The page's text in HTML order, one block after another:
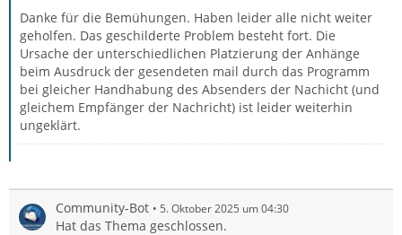
Danke für die Bemühungen. Haben leider alle nicht weiter
geholfen. Das geschilderte Problem besteht fort. Die
Ursache der unterschiedlichen Platzierung der Anhänge
beim Ausdruck der gesendeten mail durch das Programm
bei gleicher Handhabung des Absenders der Nachicht (und
gleichem Empfänger der Nachricht) ist leider weiterhin
ungeklärt.
Community-Bot 5. Oktober 2025 um 04:30
Hat das Thema geschlossen.